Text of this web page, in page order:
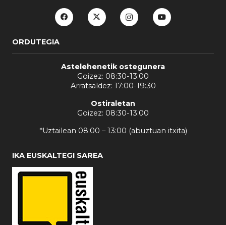
ORDUTEGIA
Astelehenetik ostegunera
Goizez: 08:30-13:00
Arratsaldez: 17:00-19:30
Ostiraletan
Goizez: 08:30-13:00
*Uztailean 08:00 – 13:00 (abuztuan itxita)
IKA EUSKALTEGI SAREA